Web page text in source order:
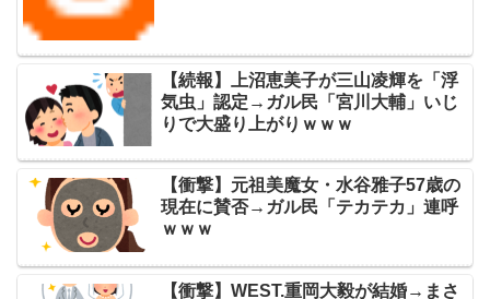
【続報】上沼恵美子が三山凌輝を「浮
気虫」認定→ガル民「宮川大輔」いじ
りで大盛り上がりｗｗｗ
【衝撃】元祖美魔女・水谷雅子57歳の
現在に賛否→ガル民「テカテカ」連呼
ｗｗｗ
【衝撃】WEST.重岡大毅が結婚→まさ